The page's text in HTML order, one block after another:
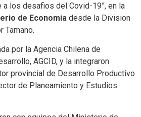
los desafios del Covid-19”, en la
de Economia desde la Division
Tamano.
por la Agencia Chilena de
AGCID, y la integraron
provincial de Desarrollo Productivo
de Planeamiento y Estudios